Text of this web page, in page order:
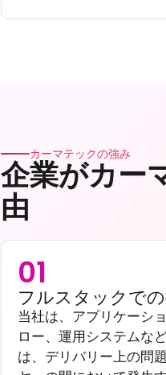
カーマテックの強み
企業がカー
由
01
フルスタックで
当社は、アプリケーシ
ロー、運用システムな
は、デリバリー上の問